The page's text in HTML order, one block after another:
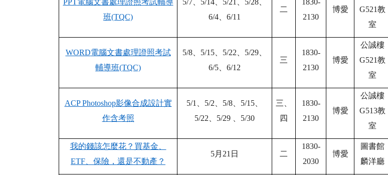
PPT電腦文書處理證照考試輔導
班(TQC)
5/7 5/14 5/21 5/28
6/4
6/11
二
1830-
2130
博愛
G521教
室
WORD電腦文書處理證照考試
輔導班(TQC)
5/8 5/15 5/22 5/29
6/5
6/12
三
1830-
2130
博愛
公誠樓
G521教
室
ACP Photoshop影像合成設計實
作含考照
5/1 5/2 5/8 5/15
5/22
5/29 5/30
三、
四
1830-
2130
博愛
公誠樓
G513教
室
我的錢該怎麼花？買基金、
ETF 、保險，還是不動產？
5月 21 日 二
1830-
2030
博愛
圖書館
麟洋廳